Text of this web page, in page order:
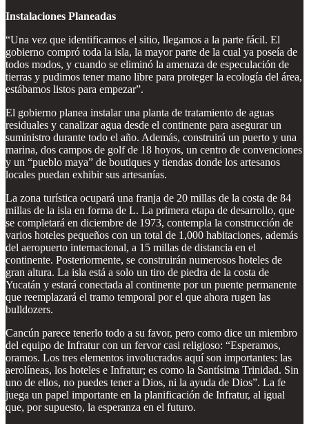
Instalaciones Planeadas
“Una vez que identificamos el sitio, llegamos a la parte fácil. El
gobierno compró toda la isla, la mayor parte de la cual ya poseía de
todos modos, y cuando se eliminó la amenaza de especulación de
tierras y pudimos tener mano libre para proteger la ecología del área,
estábamos listos para empezar”.
El gobierno planea instalar una planta de tratamiento de aguas
residuales y canalizar agua desde el continente para asegurar un
suministro durante todo el año. Además, construirá un puerto y una
marina, dos campos de golf de 18 hoyos, un centro de convenciones
y un “pueblo maya” de boutiques y tiendas donde los artesanos
locales puedan exhibir sus artesanías.
La zona turística ocupará una franja de 20 millas de la costa de 84
millas de la isla en forma de L. La primera etapa de desarrollo, que
se completará en diciembre de 1973, contempla la construcción de
varios hoteles pequeños con un total de 1,000 habitaciones, además
del aeropuerto internacional, a 15 millas de distancia en el
continente. Posteriormente, se construirán numerosos hoteles de
gran altura. La isla está a solo un tiro de piedra de la costa de
Yucatán y estará conectada al continente por un puente permanente
que reemplazará el tramo temporal por el que ahora rugen las
bulldozers.
Cancún parece tenerlo todo a su favor, pero como dice un miembro
del equipo de Infratur con un fervor casi religioso: “Esperamos,
oramos. Los tres elementos involucrados aquí son importantes: las
aerolíneas, los hoteles e Infratur; es como la Santísima Trinidad. Sin
uno de ellos, no puedes tener a Dios, ni la ayuda de Dios”. La fe
juega un papel importante en la planificación de Infratur, al igual
que, por supuesto, la esperanza en el futuro.